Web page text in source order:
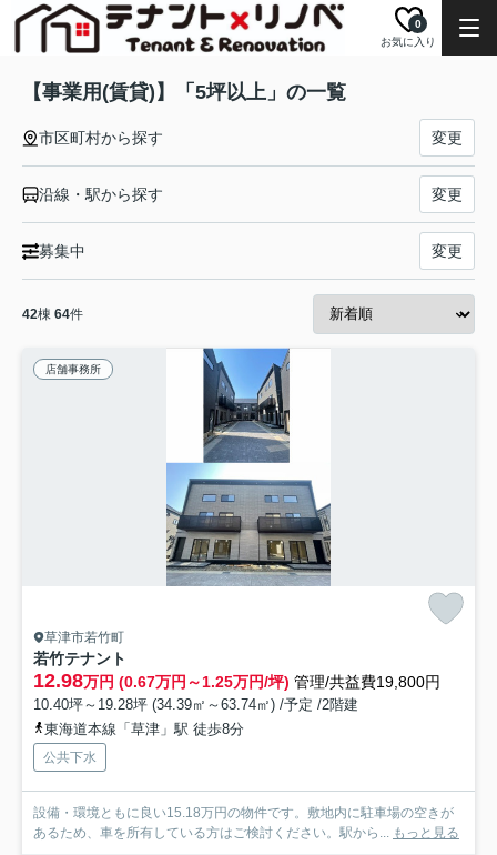
お気に入り
0
【事業用(賃貸)】「5坪以上」の一覧
市区町村から探す 変更
沿線・駅から探す 変更
募集中 変更
42棟 64件
店舗事務所
草津市若竹町
若竹テナント
12.98万円 (0.67万円～1.25万円/坪) 管理/共益費19,800円
10.40坪～19.28坪 (34.39㎡～63.74㎡) /予定 /2階建
東海道本線「草津」駅 徒歩8分
公共下水
設備・環境ともに良い15.18万円の物件です。敷地内に駐車場の空きが
あるため、車を所有している方はご検討ください。駅から... もっと見る